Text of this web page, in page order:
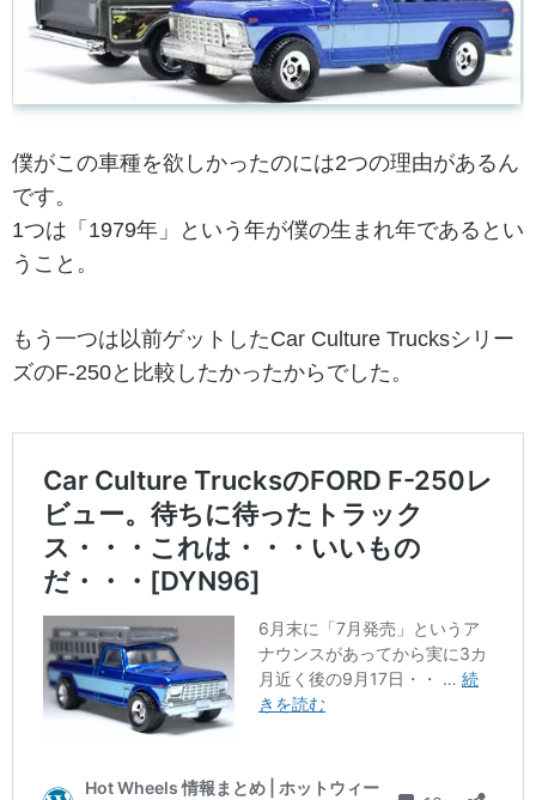
僕がこの車種を欲しかったのには2つの理由があるん
です。
1つは「1979年」という年が僕の生まれ年であるとい
うこと。
もう一つは以前ゲットしたCar Culture Trucksシリー
ズのF-250と比較したかったからでした。